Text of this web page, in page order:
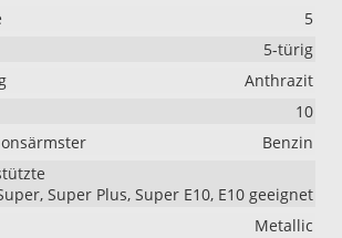
5
5-türig
Anthrazit
10
Benzin
Super Plus, Super E10, E10 geeignet
Metallic